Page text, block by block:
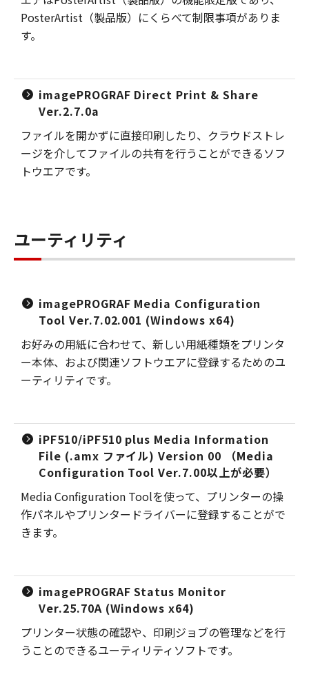
PosterArtist（製品版）にくらべて制限事項がありま
す。
imagePROGRAF Direct Print & Share
Ver.2.7.0a
ファイルを開かずに直接印刷したり、クラウドストレ
ージを介してファイルの共有を行うことができるソフ
トウエアです。
ユーティリティ
imagePROGRAF Media Configuration
Tool Ver.7.02.001 (Windows x64)
お好みの用紙に合わせて、新しい用紙種類をプリンタ
ー本体、および関連ソフトウエアに登録するためのユ
ーティリティです。
iPF510/iPF510 plus Media Information
File (.amx ファイル) Version 00 （Media
Configuration Tool Ver.7.00以上が必要）
Media Configuration Toolを使って、プリンターの操
作パネルやプリンタードライバーに登録することがで
きます。
imagePROGRAF Status Monitor
Ver.25.70A (Windows x64)
プリンター状態の確認や、印刷ジョブの管理などを行
うことのできるユーティリティソフトです。